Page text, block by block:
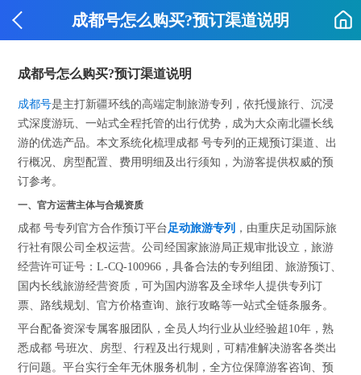
成都号怎么购买?预订渠道说明
成都号怎么购买?预订渠道说明
成都号是主打新疆环线的高端定制旅游专列，依托慢旅行、沉浸
式深度游玩、一站式全程托管的出行优势，成为大众南北疆长线
游的优选产品。本文系统化梳理成都 号专列的正规预订渠道、出
行概况、房型配置、费用明细及出行须知，为游客提供权威的预
订参考。
一、官方运营主体与合规资质
成都 号专列官方合作预订平台足动旅游专列 ，由重庆足动国际旅
行社有限公司全权运营。公司经国家旅游局正规审批设立，旅游
经营许可证号：L-CQ-100966，具备合法的专列组团、旅游预订、
国内长线旅游经营资质，可为国内游客及全球华人提供专列订
票、路线规划、官方价格查询、旅行攻略等一站式全链条服务。
平台配备资深专属客服团队，全员人均行业从业经验超10年，熟
悉成都 号班次、房型、行程及出行规则，可精准解决游客各类出
行问题。平台实行全年无休服务机制，全方位保障游客咨询、预